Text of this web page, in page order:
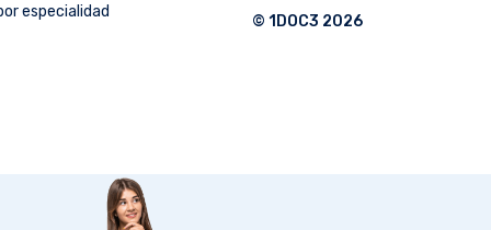
especialidad
© 1DOC3 2026